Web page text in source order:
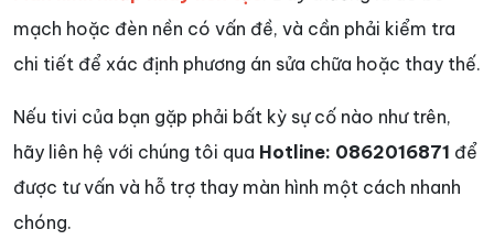
mạch hoặc đèn nền có vấn đề, và cần phải kiểm tra
chi tiết để xác định phương án sửa chữa hoặc thay thế.
Nếu tivi của bạn gặp phải bất kỳ sự cố nào như trên,
hãy liên hệ với chúng tôi qua Hotline: 0862016871 để
được tư vấn và hỗ trợ thay màn hình một cách nhanh
chóng.